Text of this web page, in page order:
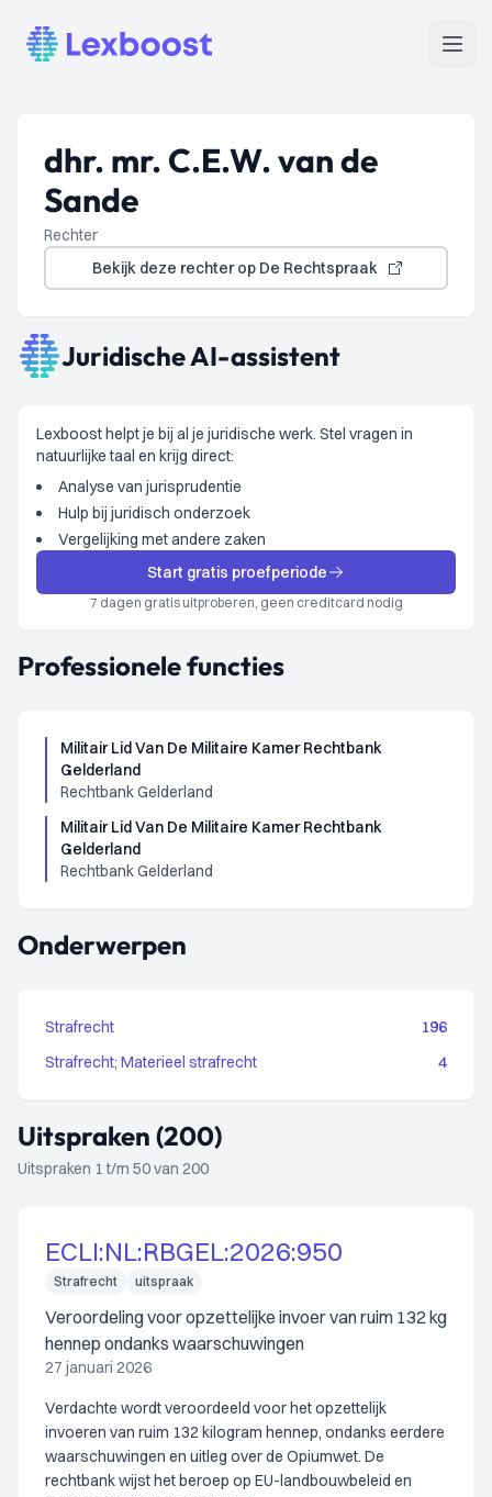
Lexboost
dhr. mr. C.E.W. van de
Sande
Rechter
Bekijk deze rechter op De Rechtspraak
Juridische AI-assistent
Lexboost helpt je bij al je juridische werk. Stel vragen in
natuurlijke taal en krijg direct:
Analyse van jurisprudentie
Hulp bij juridisch onderzoek
Vergelijking met andere zaken
Start gratis proefperiode
7 dagen gratis uitproberen, geen creditcard nodig
Professionele functies
Militair Lid Van De Militaire Kamer Rechtbank
Gelderland
Rechtbank Gelderland
Militair Lid Van De Militaire Kamer Rechtbank
Gelderland
Rechtbank Gelderland
Onderwerpen
Strafrecht
196
Strafrecht; Materieel strafrecht
4
Uitspraken (200)
Uitspraken 1 t/m 50 van 200
ECLI:NL:RBGEL:2026:950
Strafrecht uitspraak
Veroordeling voor opzettelijke invoer van ruim 132 kg
hennep ondanks waarschuwingen
27 januari 2026
Verdachte wordt veroordeeld voor het opzettelijk
invoeren van ruim 132 kilogram hennep, ondanks eerdere
waarschuwingen en uitleg over de Opiumwet. De
rechtbank wijst het beroep op EU-landbouwbeleid en